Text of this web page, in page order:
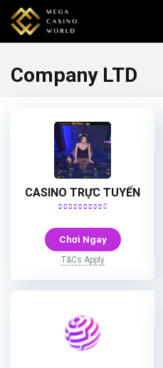
Company LTD
CASINO TRỰC TUYẾN
Chơi Ngay
T&Cs Apply